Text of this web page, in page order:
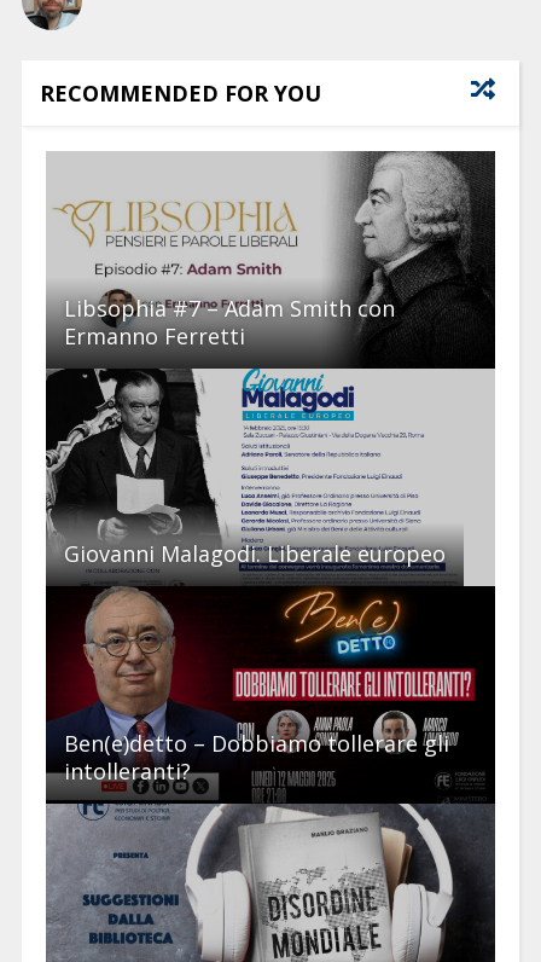
RECOMMENDED FOR YOU
Libsophia #7 – Adam Smith con
Ermanno Ferretti
Giovanni Malagodi. Liberale europeo
Ben(e)detto – Dobbiamo tollerare gli
intolleranti?